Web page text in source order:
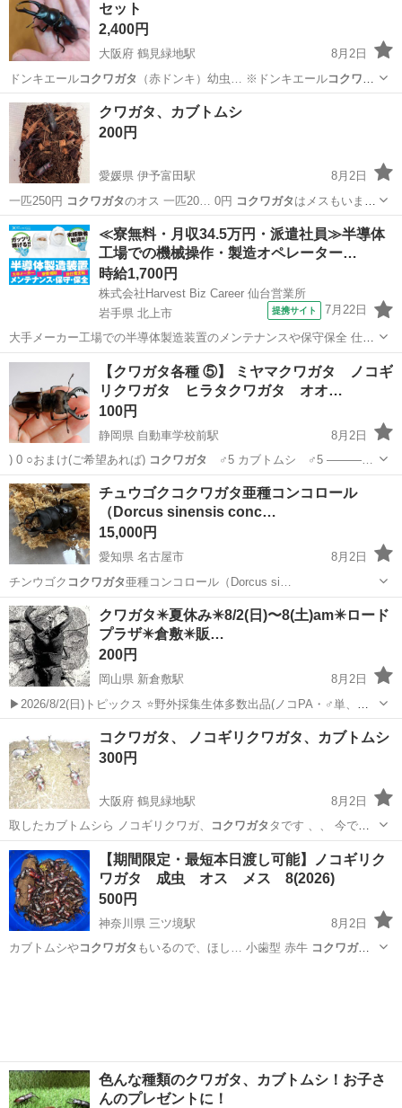
セット
2,400円
大阪府 鶴見緑地駅
8月2日
ドンキエールコクワガタ （赤ドンキ）幼虫… ※ドンキエールコクワガ
タは低温種です。ミ…
大阪 大阪市 鶴見緑地駅 その他
クワガタ、カブトムシ
200円
愛媛県 伊予富田駅
8月2日
一匹250円 コクワガタのオス 一匹20… 0円 コクワガタ はメスもいま
す。…
愛媛 今治市 伊予富田駅 その他
≪寮無料・月収34.5万円・派遣社員≫半導体
工場での機械操作・製造オペレーター…
時給1,700円
株式会社Harvest Biz Career 仙台営業所
岩手県 北上市
提携サイト 7月22日
大手メーカー工場での半導体製造装置のメンテナンスや保守保全 仕事
内容 ＼フラッシュメモリの製造を行う工場で半導体製造装置の保守・
点検のお仕事／ 新工場新設に伴い、請負現場の立ち上げを行います！
※立ち上げ時期目安：2...
岩手 北上市 その他
【クワガタ各種 ⑤】 ミヤマクワガタ ノコギ
リクワガタ ヒラタクワガタ オオ…
100円
静岡県 自動車学校前駅
8月2日
) 0 ○おまけ(ご希望あれば) コクワガタ ♂5 カブトムシ ♂5 ———…
静岡 浜松市 自動車学校前駅 その他
チュウゴクコクワガタ亜種コンコロール
（Dorcus sinensis conc…
15,000円
愛知県 名古屋市
8月2日
チンウゴク コクワガタ 亜種コンコロール（Dorcus si…
愛知 名古屋市 その他
クワガタ✴️夏休み✴️8/2(日)〜8(土)am✴️ロード
プラザ✴️倉敷✴️販…
200円
岡山県 新倉敷駅
8月2日
▶2026/8/2(日)トピックス ⭐️野外採集生体多数出品(ノコPA・♂単、ヒ
ラタ♂単、カブト♂単♀単)¥200〜 ⭐️国産離島ヒラタ ⭐️ギラファノコギ
リクワガタ出品 🌟小さなお子様向けクワガタ出品 ⇨可愛いコクワ
を...
新倉敷駅
コクワガタ、 ノコギリクワガタ、カブトムシ
300円
大阪府 鶴見緑地駅
8月2日
取したカブトムシら ノコギリクワガ、
コクワガタ タです 、、 今であ
れば40、50匹…
大阪 守口市 鶴見緑地駅 その他
【期間限定・最短本日渡し可能】ノコギリク
ワガタ 成虫 オス メス 8(2026)
500円
神奈川県 三ツ境駅
8月2日
カブトムシやコクワガタ もいるので、ほし… 小歯型 赤牛 コクワガタ
色んな種類のクワガタ、カブトムシ！お子さ
んのプレゼントに！